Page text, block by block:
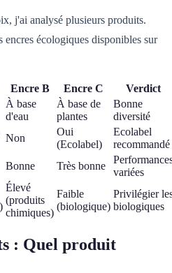
j'ai analysé plusieurs produits.
écologiques disponibles sur
Encre B Encre C
Verdict
À base
d'eau
À base de
plantes
Bonne
diversité
Non
Oui
(Ecolabel)
Ecolabel
recommandé
Bonne Très bonne
variées
Élevé
(produits
chimiques)
Faible
(biologique)
Privilégier
biologiques
: Quel produit